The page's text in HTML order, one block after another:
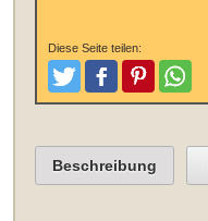
Diese Seite teilen:
TweetenPostenPinterestTeilen
Beschreibung